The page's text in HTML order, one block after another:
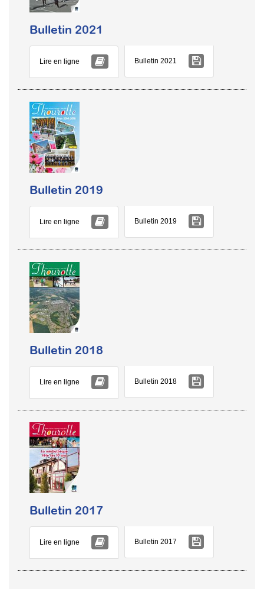
Bulletin 2021
Lire en ligne Bulletin 2021
Bulletin 2019
Lire en ligne Bulletin 2019
Bulletin 2018
Lire en ligne Bulletin 2018
Bulletin 2017
Lire en ligne Bulletin 2017